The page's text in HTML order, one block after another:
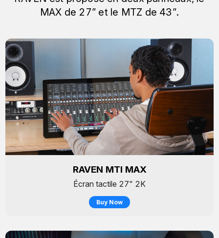
MAX de 27” et le MTZ de 43”.
RAVEN MTI MAX
Écran tactile 27" 2K
Buy Now